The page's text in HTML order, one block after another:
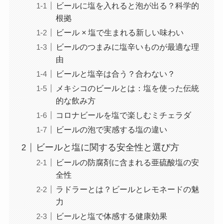
ビールに塩を入れると泡が出る？科学的
根拠
ビール × 塩で生まれる新しい味わい
ビールのつまみに塩辛いものが最適な理
由
ビールと塩辛は合う？合わない？
メキシコのビールとは：塩を使った伝統
的な飲み方
コロナビールを塩で楽しむミチェラダ
ビールの泡で実感する塩の違い
ビールと塩に関する安全性と選び方
ビールの防腐剤に含まれる亜硫酸塩の安
全性
ラドラーとは？ビールとレモネードの魅
力
ビールと塩で体感する健康効果